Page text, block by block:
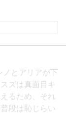
ノとアリアが下
ズは真面目キ
るため、それ
段は恥じらい